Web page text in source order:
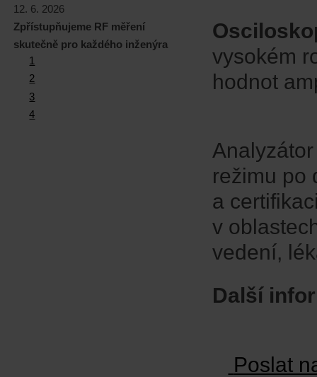
vysokém
hodnot
režimu po
a
v
vedení,
Další
Poslat
12. 6. 2026
Zpřístupňujeme RF měření
skutečně pro každého inženýra
1
2
3
4